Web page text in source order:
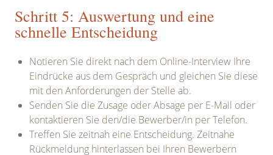
Schritt 5: Auswertung und eine
schnelle Entscheidung
Notieren Sie direkt nach dem Online-Interview Ihre
Eindrücke aus dem Gespräch und gleichen Sie diese
mit den Anforderungen der Stelle ab.
Senden Sie die Zusage oder Absage per E-Mail oder
kontaktieren Sie den/die Bewerber/in per Telefon.
Treffen Sie zeitnah eine Entscheidung. Zeitnahe
Rückmeldung hinterlassen bei Ihren Bewerbern